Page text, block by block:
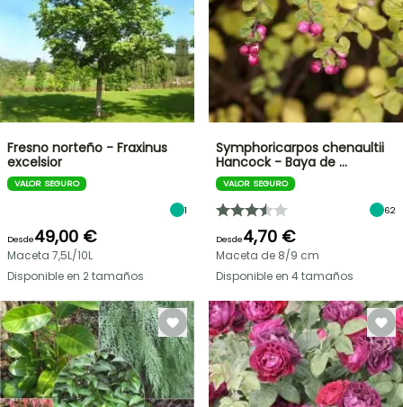
Fresno norteño - Fraxinus
excelsior
VALOR SEGURO
1
Desde49,00 €
Maceta 7,5L/10L
Disponible en 2 tamaños
Symphoricarpos chenaultii
Hancock - Baya de …
VALOR SEGURO
62
Desde4,70 €
Maceta de 8/9 cm
Disponible en 4 tamaños